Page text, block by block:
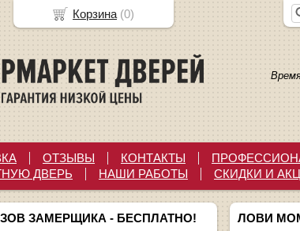
ОТЗЫВЫ КОНТАКТЫ
ДВЕРЬ НАШИ РАБОТЫ СКИДКИ И
ЗАМЕРЩИКА - БЕСПЛАТНО! ЛОВИ
Корзина (0)